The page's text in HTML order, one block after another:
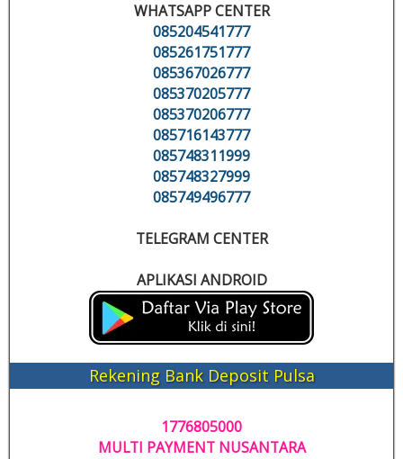
WHATSAPP CENTER
085204541777
085261751777
085367026777
085370205777
085370206777
085716143777
085748311999
085748327999
085749496777
TELEGRAM CENTER
APLIKASI ANDROID
Rekening Bank Deposit Pulsa
1776805000
MULTI PAYMENT NUSANTARA